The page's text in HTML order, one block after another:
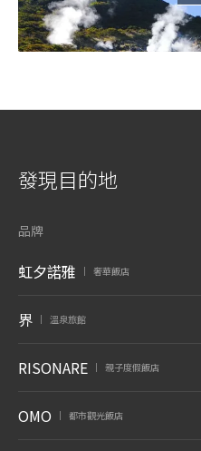
發現目的地
品牌
虹夕諾雅 奢華飯店
界 溫泉旅館
RISONARE 親子度假飯店
OMO 都市觀光飯店